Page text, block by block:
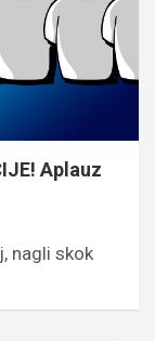
Aplauz
nagli skok